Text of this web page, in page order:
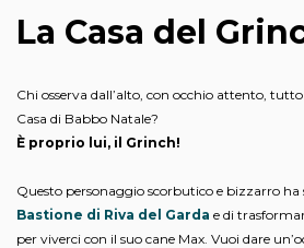
La Casa del
Chi osserva dall’alto, con occhio attento, tutto
Casa di Babbo Natale?
È proprio lui, il Grinch!
Questo personaggio scorbutico e bizzarro ha
Bastione di Riva del Garda e di
per viverci con il suo cane Max. Vuoi dare